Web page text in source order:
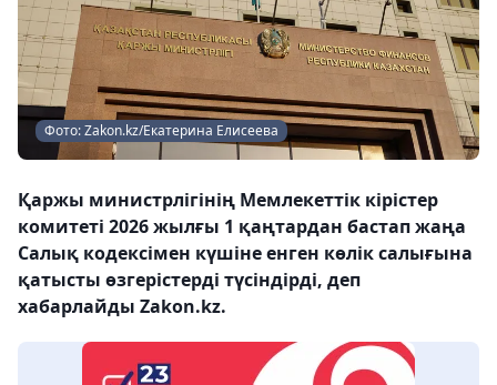
Фото: Zakon.kz/Екатерина Елисеева
Қаржы министрлігінің Мемлекеттік кірістер
комитеті 2026 жылғы 1 қаңтардан бастап жаңа
Салық кодексімен күшіне енген көлік салығына
қатысты өзгерістерді түсіндірді, деп
хабарлайды Zakon.kz.